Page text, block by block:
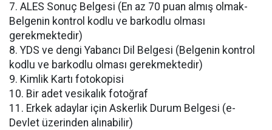
7. ALES Sonuç Belgesi (En az 70 puan almış olmak-
Belgenin kontrol kodlu ve barkodlu olması
gerekmektedir)
8. YDS ve dengi Yabancı Dil Belgesi (Belgenin kontrol
kodlu ve barkodlu olması gerekmektedir)
9. Kimlik Kartı fotokopisi
10. Bir adet vesikalık fotoğraf
11. Erkek adaylar için Askerlik Durum Belgesi (e-
Devlet üzerinden alınabilir)